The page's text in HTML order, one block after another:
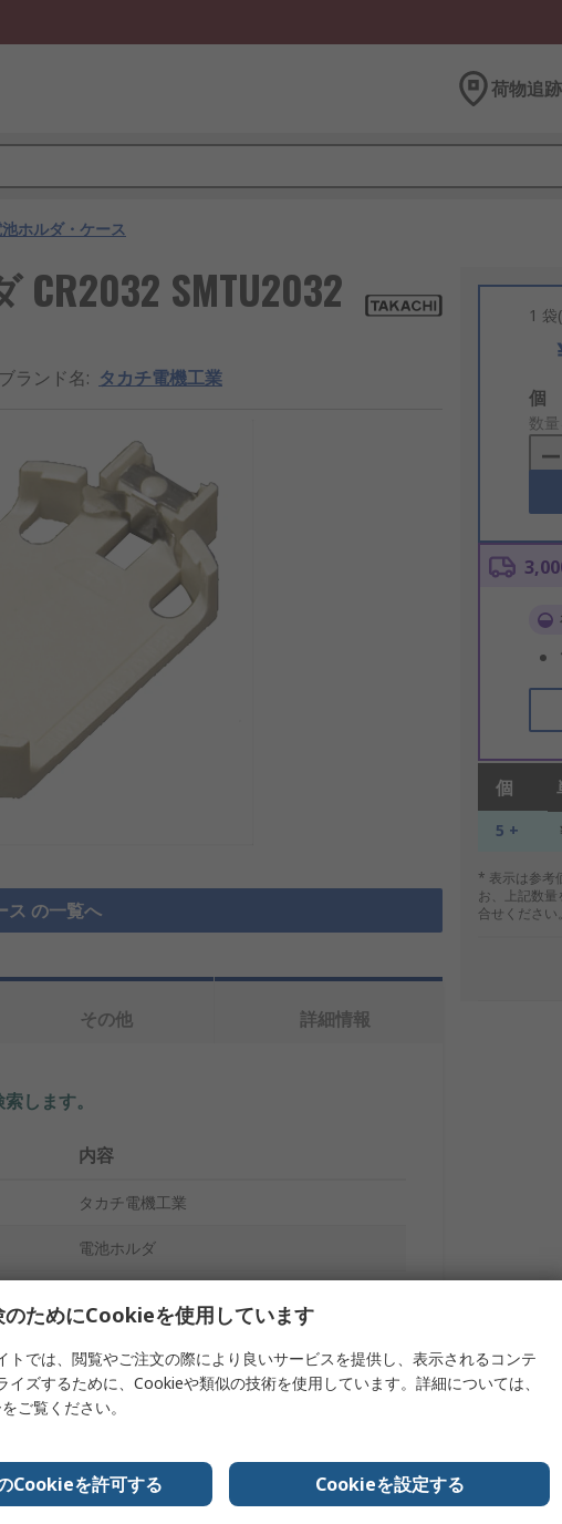
荷物追跡
ホルダ・ケース
SMTU2032
ランド名: タカチ電機工業
ス の一覧へ
1
Add
to
個
数
個
5 +
* 表示は参考
お、上記数
合せください。
その他 詳細情報
します。
内容
タカチ電機工業
電池ホルダ
1
ガラス繊維入り液晶ポリマー
のためにCookieを使用しています
トでは、閲覧やご注文の際により良いサービスを提供し、表示されるコンテ
イズするために、Cookieや類似の技術を使用しています。詳細については、
ご覧ください。
Cookieを許可する Cookieを設定する